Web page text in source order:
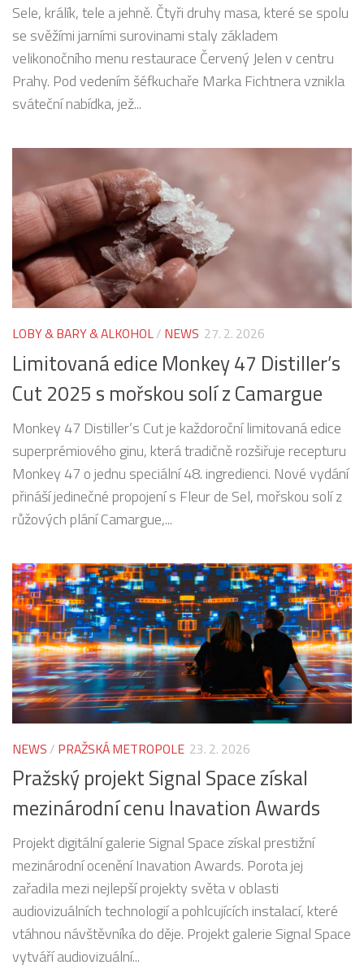
Sele, králík, tele a jehně. Čtyři druhy masa, které se spolu
se svěžími jarními surovinami staly základem
velikonočního menu restaurace Červený Jelen v centru
Prahy. Pod vedením šéfkuchaře Marka Fichtnera vznikla
sváteční nabídka, jež...
LOBY & BARY & ALKOHOL/ NEWS 27. 2. 2026
Limitovaná edice Monkey 47 Distiller’s
Cut 2025 s mořskou solí z Camargue
Monkey 47 Distiller’s Cut je každoroční limitovaná edice
superprémiového ginu, která tradičně rozšiřuje recepturu
Monkey 47 o jednu speciální 48. ingredienci. Nové vydání
přináší jedinečné propojení s Fleur de Sel, mořskou solí z
růžových plání Camargue,...
NEWS / PRAŽSKÁ METROPOLE 23. 2. 2026
Pražský projekt Signal Space získal
mezinárodní cenu Inavation Awards
Projekt digitální galerie Signal Space získal prestižní
mezinárodní ocenění Inavation Awards. Porota jej
zařadila mezi nejlepší projekty světa v oblasti
audiovizuálních technologií a pohlcujících instalací, které
vtáhnou návštěvníka do děje. Projekt galerie Signal Space
vytváří audiovizuální...